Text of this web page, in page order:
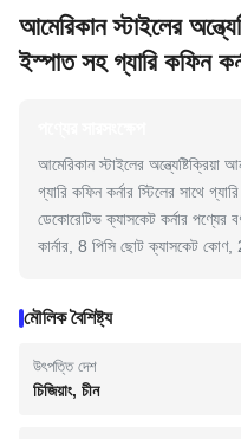
আমেরিকান স্টাইলের
ইস্পাত সহ গ্যারি কফিন
আমেরিকান স্টাইলের
গ্যারি কফিন কর্নার স্টিলের সাথে
ডেকোরেটিভ ক্যাসকেট কর্নার পণ্যের
কার্নার, 8 পিসি ছোট ক্যাসকেট
মৌলিক বৈশিষ্ট্য
উৎপত্তি দেশ
চিজিয়াং, চীন